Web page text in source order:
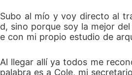
Subo al mío y voy directo al
d, sino porque soy la mejor
e con mi propio estudio de
Al llegar allí ya todos me
palabra es a Cole, mi